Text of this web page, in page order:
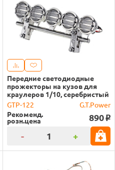
Передние светодиодные
прожекторы на кузов для
краулеров 1/10, серебристый
GTP-122
G.T.Power
Рекоменд.
розн.цена 890 o
- +